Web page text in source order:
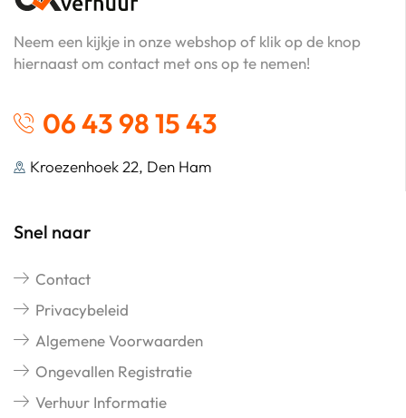
Neem een kijkje in onze webshop of klik op de knop
hiernaast om contact met ons op te nemen!
06 43 98 15 43
Kroezenhoek 22, Den Ham
Snel naar
Contact
Privacybeleid
Algemene Voorwaarden
Ongevallen Registratie
Verhuur Informatie